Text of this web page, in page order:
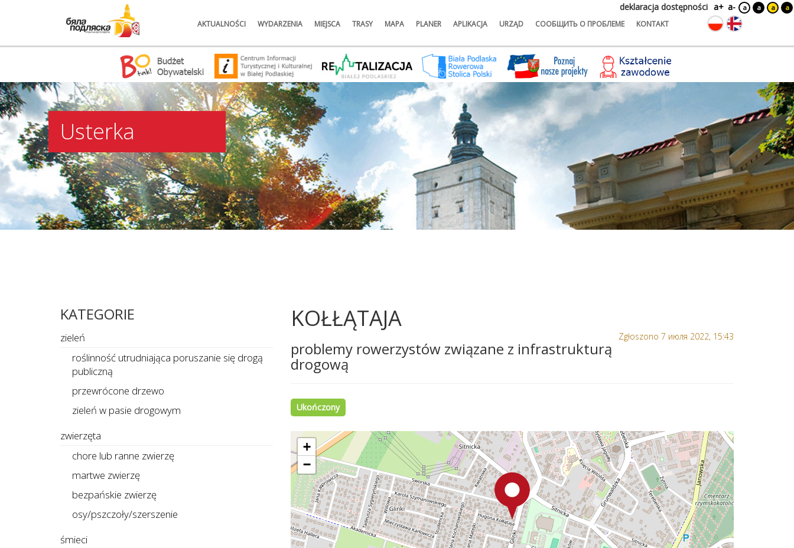
AKTUALNOŚCI WYDARZENIA MIEJSCA TRASY MAPA PLANER APLIKACJA URZĄD СООБЩИТЬ О ПРОБЛЕМЕ KONTAKT
deklaracja dostępności a+ a- a a a a
Usterka
KOŁŁĄTAJA
Zgłoszono 7 июля 2022, 15:43
problemy rowerzystów związane z infrastrukturą
drogową
Ukończony
+
−
KATEGORIE
zieleń
roślinność utrudniająca poruszanie się drogą
publiczną
przewrócone drzewo
zieleń w pasie drogowym
zwierzęta
chore lub ranne zwierzę
martwe zwierzę
bezpańskie zwierzę
osy/pszczoły/szerszenie
śmieci